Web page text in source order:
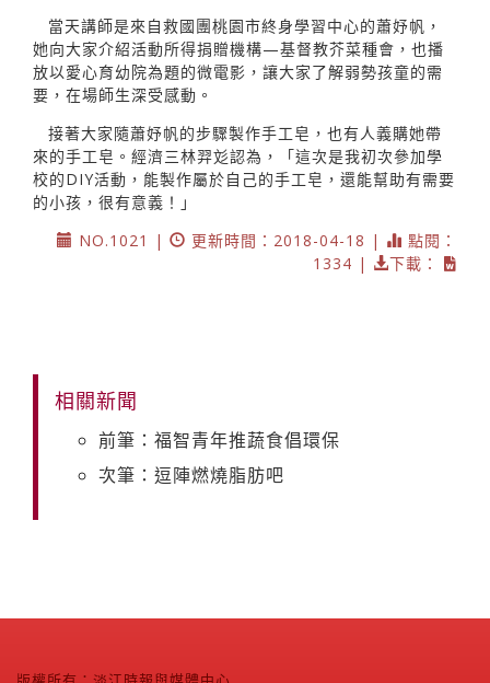
當天講師是來自救國團桃園市終身學習中心的蕭妤帆，
她向大家介紹活動所得捐贈機構—基督教芥菜種會，也播
放以愛心育幼院為題的微電影，讓大家了解弱勢孩童的需
要，在場師生深受感動。
接著大家隨蕭妤帆的步驟製作手工皂，也有人義購她帶
來的手工皂。經濟三林羿彣認為，「這次是我初次參加學
校的DIY活動，能製作屬於自己的手工皂，還能幫助有需要
的小孩，很有意義！」
NO.1021 |
更新時間：2018-04-18 |
點閱：
1334 |
下載：
相關新聞
前筆：福智青年推蔬食倡環保
次筆：逗陣燃燒脂肪吧